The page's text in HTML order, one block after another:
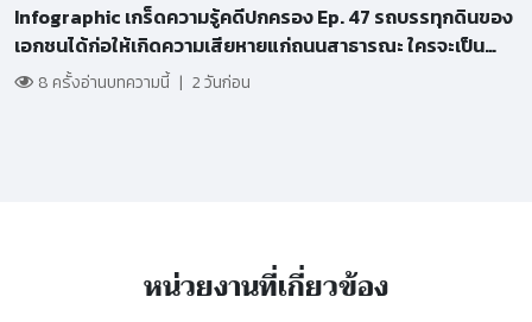
Infographic เกร็ดความรู้คดีปกครอง Ep. 47 รถบรรทุกดินของ
เอกชนได้ก่อให้เกิดความเสียหายแก่ถนนสาธารณะ ใครจะเป็น
ผู้รับผิดชอบ รัฐหรือเอกชน
8 ครั้งอ่านบทความนี้ | 2 วันก่อน
หน่วยงานที่เกี่ยวข้อง